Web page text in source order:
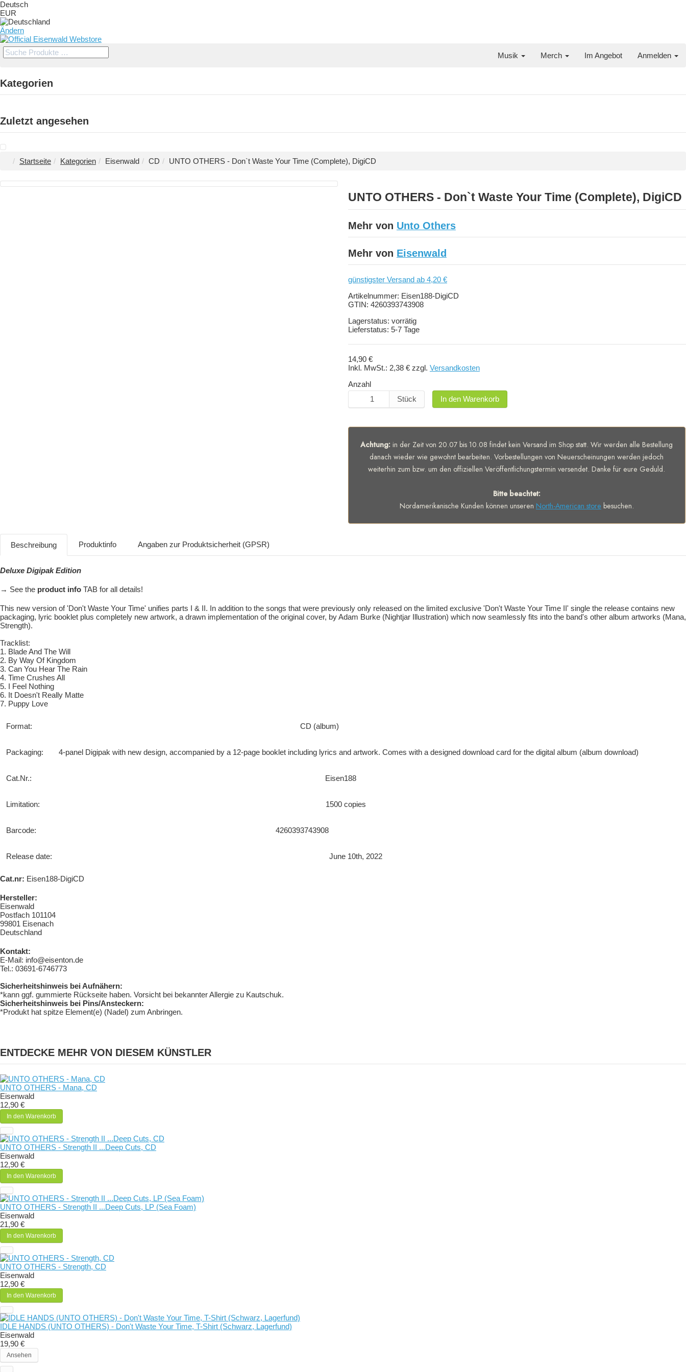
Deutsch
EUR
Ändern
Musik Merch Im Angebot Anmelden
Kategorien
Zuletzt angesehen
Startseite Kategorien Eisenwald CD UNTO OTHERS - Don`t Waste Your Time (Complete), DigiCD
UNTO OTHERS - Don`t Waste Your Time (Complete), DigiCD
Mehr von Unto Others
Mehr von Eisenwald
günstigster Versand ab 4,20 €
Artikelnummer: Eisen188-DigiCD
GTIN: 4260393743908
Lagerstatus: vorrätig
Lieferstatus: 5-7 Tage
14,90 €
Inkl. MwSt.: 2,38 €zzgl. Versandkosten
Anzahl
Stück
In den Warenkorb
Achtung: in der Zeit von 20.07 bis 10.08 findet kein Versand im Shop statt. Wir werden alle Bestellung
danach wieder wie gewohnt bearbeiten. Vorbestellungen von Neuerscheinungen werden jedoch
weiterhin zum bzw. um den offiziellen Veröffentlichungstermin versendet. Danke für eure Geduld.
Bitte beachtet:
Nordamerikanische Kunden können unseren North-American store besuchen.
Beschreibung Produktinfo Angaben zur Produktsicherheit (GPSR)
Deluxe Digipak Edition
→ See the product info TAB for all details!
This new version of 'Don't Waste Your Time' unifies parts I & II. In addition to the songs that were previously only released on the limited exclusive 'Don't Waste Your Time II' single the release contains new
packaging, lyric booklet plus completely new artwork, a drawn implementation of the original cover, by Adam Burke (Nightjar Illustration) which now seamlessly fits into the band's other album artworks (Mana,
Strength).
Tracklist:
1. Blade And The Will
2. By Way Of Kingdom
3. Can You Hear The Rain
4. Time Crushes All
5. I Feel Nothing
6. It Doesn't Really Matte
7. Puppy Love
Format: CD (album)
Packaging: 4-panel Digipak with new design, accompanied by a 12-page booklet including lyrics and artwork. Comes with a designed download card for the digital album (album download)
Cat.Nr.: Eisen188
Limitation: 1500 copies
Barcode: 4260393743908
Release date: June 10th, 2022
Cat.nr: Eisen188-DigiCD
Hersteller:
Eisenwald
Postfach 101104
99801 Eisenach
Deutschland
Kontakt:
E-Mail: info@eisenton.de
Tel.: 03691-6746773
Sicherheitshinweis bei Aufnähern:
*kann ggf. gummierte Rückseite haben. Vorsicht bei bekannter Allergie zu Kautschuk.
Sicherheitshinweis bei Pins/Ansteckern:
*Produkt hat spitze Element(e) (Nadel) zum Anbringen.
ENTDECKE MEHR VON DIESEM KÜNSTLER
UNTO OTHERS - Mana, CD
Eisenwald
12,90 €
In den Warenkorb
UNTO OTHERS - Strength II ...Deep Cuts, CD
Eisenwald
12,90 €
In den Warenkorb
UNTO OTHERS - Strength II ...Deep Cuts, LP (Sea Foam)
Eisenwald
21,90 €
In den Warenkorb
UNTO OTHERS - Strength, CD
Eisenwald
12,90 €
In den Warenkorb
IDLE HANDS (UNTO OTHERS) - Don't Waste Your Time, T-Shirt (Schwarz, Lagerfund)
Eisenwald
19,90 €
Ansehen